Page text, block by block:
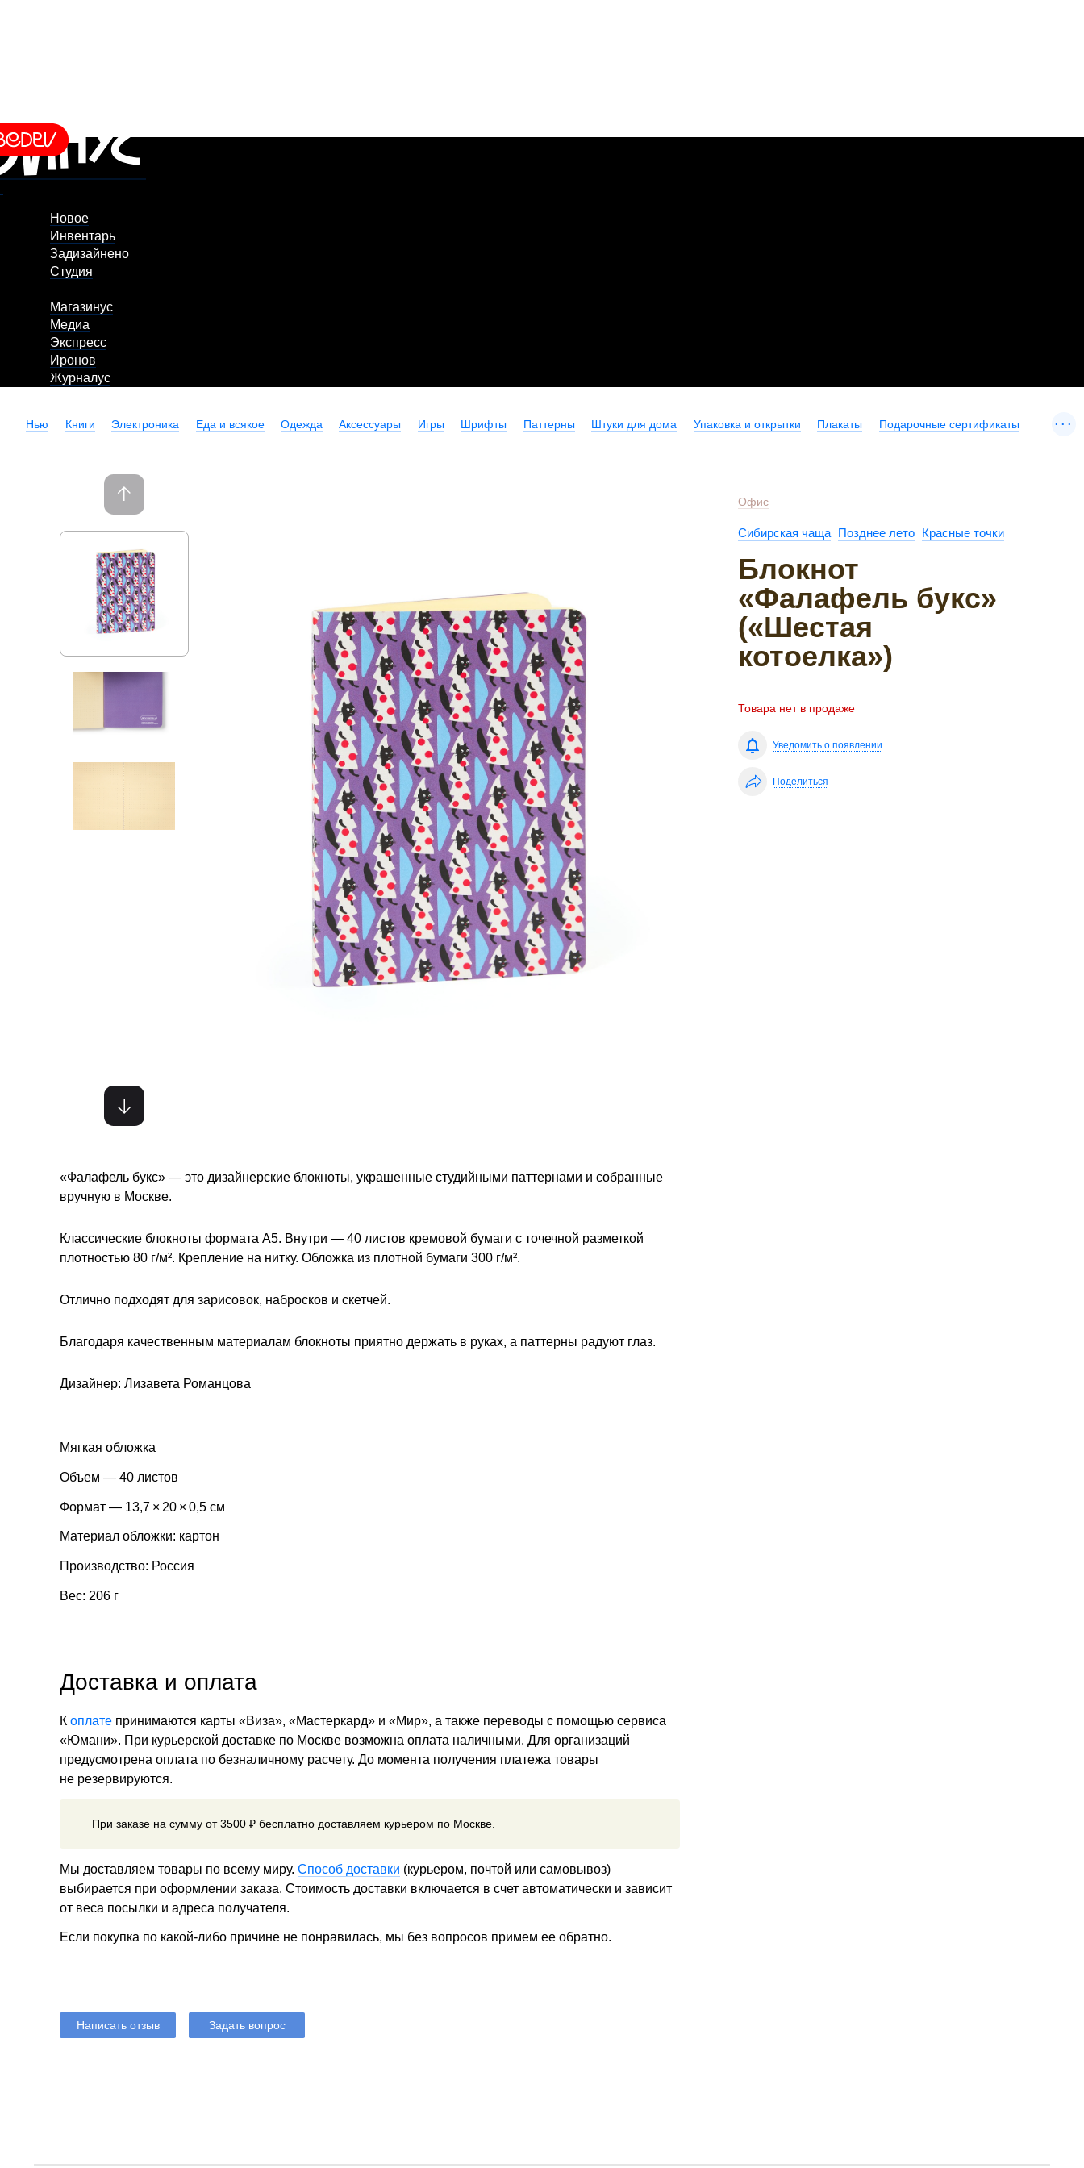
Новое
Инвентарь
Задизайнено
Студия
Магазинус
Медиа
Экспресс
Иронов
Журналус
Нью Книги Электроника Еда и всякое Одежда Аксессуары Игры Шрифты Паттерны Штуки для дома Упаковка и открытки Плакаты Подарочные сертификаты ...
Офис
Сибирская чаща Позднее лето Красные точки
Блокнот
«Фалафель букс»
(«Шестая
котоелка»)
Товара нет в продаже
Уведомить о появлении
Поделиться
«Фалафель букс» — это дизайнерские блокноты, украшенные студийными паттернами и собранные
вручную в Москве.
Классические блокноты формата A5. Внутри — 40 листов кремовой бумаги с точечной разметкой
плотностью 80 г/м². Крепление на нитку. Обложка из плотной бумаги 300 г/м².
Отлично подходят для зарисовок, набросков и скетчей.
Благодаря качественным материалам блокноты приятно держать в руках, а паттерны радуют глаз.
Дизайнер: Лизавета Романцова
Мягкая обложка
Объем — 40 листов
Формат — 13,7 × 20 × 0,5 см
Материал обложки: картон
Производство: Россия
Вес: 206 г
Доставка и оплата
К оплате принимаются карты «Виза», «Мастеркард» и «Мир», а также переводы с помощью сервиса
«Юмани». При курьерской доставке по Москве возможна оплата наличными. Для организаций
предусмотрена оплата по безналичному расчету. До момента получения платежа товары
не резервируются.
При заказе на сумму от 3500 ₽ бесплатно доставляем курьером по Москве.
Мы доставляем товары по всему миру. Способ доставки (курьером, почтой или самовывоз)
выбирается при оформлении заказа. Стоимость доставки включается в счет автоматически и зависит
от веса посылки и адреса получателя.
Если покупка по какой-либо причине не понравилась, мы без вопросов примем ее обратно.
Написать отзыв Задать вопрос